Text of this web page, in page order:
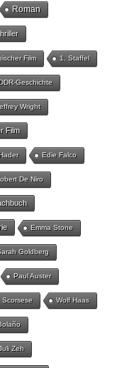
Roman
Film 1. Staffel
DDR-Geschichte
Wright
Film
Edie Falco
De Niro
Emma Stone
Goldberg
Paul Auster
Scorsese Wolf Haas
Zeh